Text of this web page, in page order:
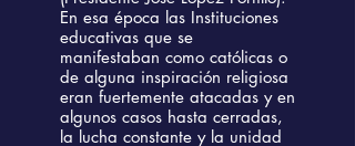
En esa época las Instituciones
educativas que se
manifestaban como católicas o
de alguna inspiración religiosa
eran fuertemente atacadas y en
algunos casos hasta cerradas,
la lucha constante y la unidad